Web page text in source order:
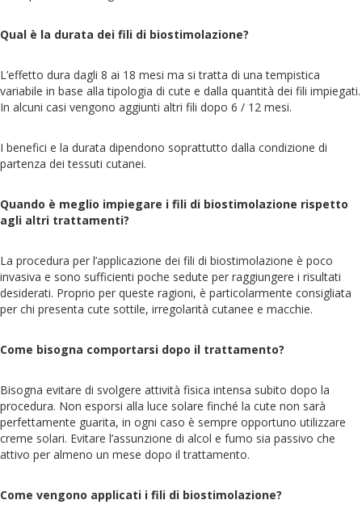
Qual è la durata dei fili di biostimolazione?
L’effetto dura dagli 8 ai 18 mesi ma si tratta di una tempistica
variabile in base alla tipologia di cute e dalla quantità dei fili impiegati.
In alcuni casi vengono aggiunti altri fili dopo 6 / 12 mesi.
I benefici e la durata dipendono soprattutto dalla condizione di
partenza dei tessuti cutanei.
Quando è meglio impiegare i fili di biostimolazione rispetto
agli altri trattamenti?
La procedura per l’applicazione dei fili di biostimolazione è poco
invasiva e sono sufficienti poche sedute per raggiungere i risultati
desiderati. Proprio per queste ragioni, è particolarmente consigliata
per chi presenta cute sottile, irregolarità cutanee e macchie.
Come bisogna comportarsi dopo il trattamento?
Bisogna evitare di svolgere attività fisica intensa subito dopo la
procedura. Non esporsi alla luce solare finché la cute non sarà
perfettamente guarita, in ogni caso è sempre opportuno utilizzare
creme solari. Evitare l’assunzione di alcol e fumo sia passivo che
attivo per almeno un mese dopo il trattamento.
Come vengono applicati i fili di biostimolazione?